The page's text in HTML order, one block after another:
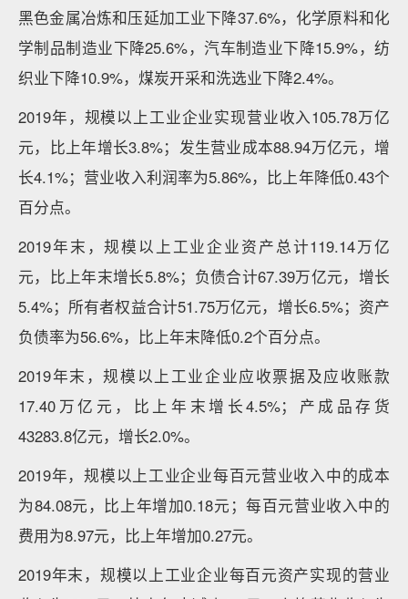
黑色金属冶炼和压延加工业下降37.6%，化学原料和化
学制品制造业下降25.6%，汽车制造业下降15.9%，纺
织业下降10.9%，煤炭开采和洗选业下降2.4%。
2019年，规模以上工业企业实现营业收入105.78万亿
元，比上年增长3.8%；发生营业成本88.94万亿元，增
长4.1%；营业收入利润率为5.86%，比上年降低0.43个
百分点。
2019年末，规模以上工业企业资产总计119.14万亿
元，比上年末增长5.8%；负债合计67.39万亿元，增长
5.4%；所有者权益合计51.75万亿元，增长6.5%；资产
负债率为56.6%，比上年末降低0.2个百分点。
2019年末，规模以上工业企业应收票据及应收账款
17.40万亿元，比上年末增长4.5%；产成品存货
43283.8亿元，增长2.0%。
2019年，规模以上工业企业每百元营业收入中的成本
为84.08元，比上年增加0.18元；每百元营业收入中的
费用为8.97元，比上年增加0.27元。
2019年末，规模以上工业企业每百元资产实现的营业